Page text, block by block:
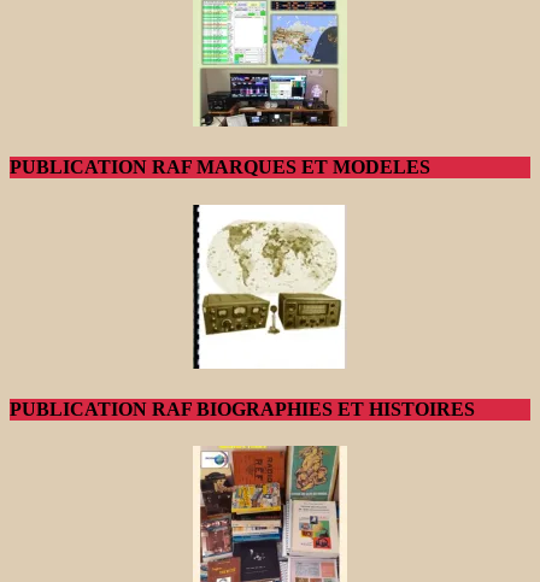
PUBLICATION RAF MARQUES ET MODELES
PUBLICATION RAF BIOGRAPHIES ET HISTOIRES